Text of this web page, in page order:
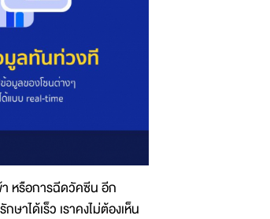
า หรือการฉีดวัคซีน อีก
าได้เร็ว เราคงไม่ต้องเห็น